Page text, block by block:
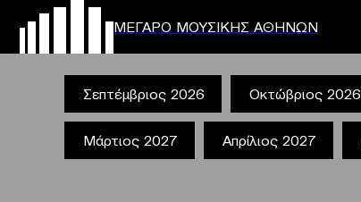
ΜΕΓΑΡΟ ΜΟΥΣΙΚΗΣ ΑΘΗΝΩΝ
Σεπτέμβριος 2026 Οκτώβριος 2026
Μάρτιος 2027 Απρίλιος 2027